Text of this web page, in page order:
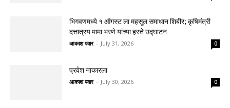
भिगवणमध्ये १ ऑगस्ट ला महसूल समाधान शिबीर; कृषिमंत्री
दत्तात्रय मामा भरणे यांच्या हस्ते उद्घाटन
आकाश पवार - July 31, 2026 0
प्रवेश नाकारला
आकाश पवार - July 30, 2026 0